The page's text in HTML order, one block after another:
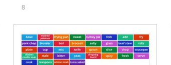
8